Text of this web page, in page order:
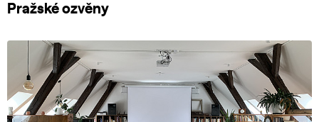
Pražské ozvěny